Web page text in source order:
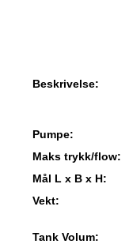
Beskrivelse:
Pumpe:
Maks trykk/flow:
Mål L x B x H:
Vekt:
Tank Volum: